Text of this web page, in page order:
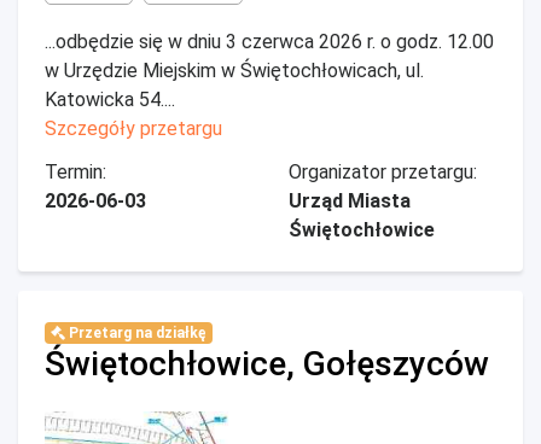
...odbędzie się w dniu 3 czerwca 2026 r. o godz. 12.00
w Urzędzie Miejskim w Świętochłowicach, ul.
Katowicka 54....
Szczegóły przetargu
Termin:
2026-06-03
Organizator przetargu:
Urząd Miasta
Świętochłowice
Przetarg na działkę
Świętochłowice, Gołęszyców